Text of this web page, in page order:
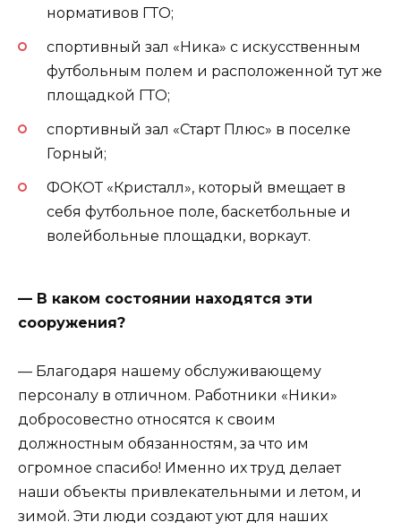
нормативов ГТО;
спортивный зал «Ника» с искусственным
футбольным полем и расположенной тут же
площадкой ГТО;
спортивный зал «Старт Плюс» в поселке
Горный;
ФОКОТ «Кристалл», который вмещает в
себя футбольное поле, баскетбольные и
волейбольные площадки, воркаут.
— В каком состоянии находятся эти
сооружения?
— Благодаря нашему обслуживающему
персоналу в отличном. Работники «Ники»
добросовестно относятся к своим
должностным обязанностям, за что им
огромное спасибо! Именно их труд делает
наши объекты привлекательными и летом, и
зимой. Эти люди создают уют для наших